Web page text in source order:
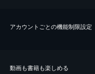
アカウントごとの機能制限設定
動画も書籍も楽しめる